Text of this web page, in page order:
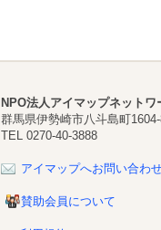
NPO法人アイマップネットワ
群馬県伊勢崎市八斗島町
TEL 0270-40-3888
アイマップへお問い合わ
賛助会員について